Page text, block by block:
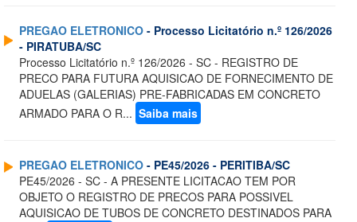
PREGAO ELETRONICO - Processo Licitatório n.º 126/2026
- PIRATUBA/SC
Processo Licitatório n.º 126/2026 - SC - REGISTRO DE
PRECO PARA FUTURA AQUISICAO DE FORNECIMENTO DE
ADUELAS (GALERIAS) PRE-FABRICADAS EM CONCRETO
ARMADO PARA O R... Saiba mais
PREGAO ELETRONICO - PE45/2026 - PERITIBA/SC
PE45/2026 - SC - A PRESENTE LICITACAO TEM POR
OBJETO O REGISTRO DE PRECOS PARA POSSIVEL
AQUISICAO DE TUBOS DE CONCRETO DESTINADOS PARA